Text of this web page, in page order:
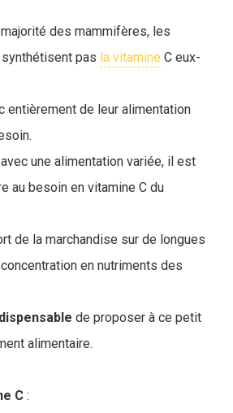
des mammifères, les
synthétisent pas la vitamine C eux-
entièrement de leur alimentation
une alimentation variée, il est
au besoin en vitamine C du
de la marchandise sur de longues
en nutriments des
de proposer à ce petit
alimentaire.
C :